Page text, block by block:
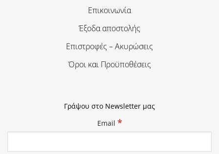
Επικοινωνία
Έξοδα αποστολής
Επιστροφές – Ακυρώσεις
Όροι και Προϋποθέσεις
Γράψου στο Newsletter μας
Email *